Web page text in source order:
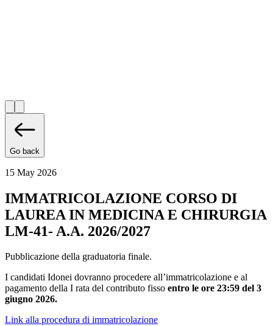
Go back
15 May 2026
IMMATRICOLAZIONE CORSO DI
LAUREA IN MEDICINA E CHIRURGIA
LM-41- A.A. 2026/2027
Pubblicazione della graduatoria finale.
I candidati Idonei dovranno procedere all’immatricolazione e al
pagamento della I rata del contributo fisso entro le ore 23:59 del 3
giugno 2026.
Link alla procedura di immatricolazione